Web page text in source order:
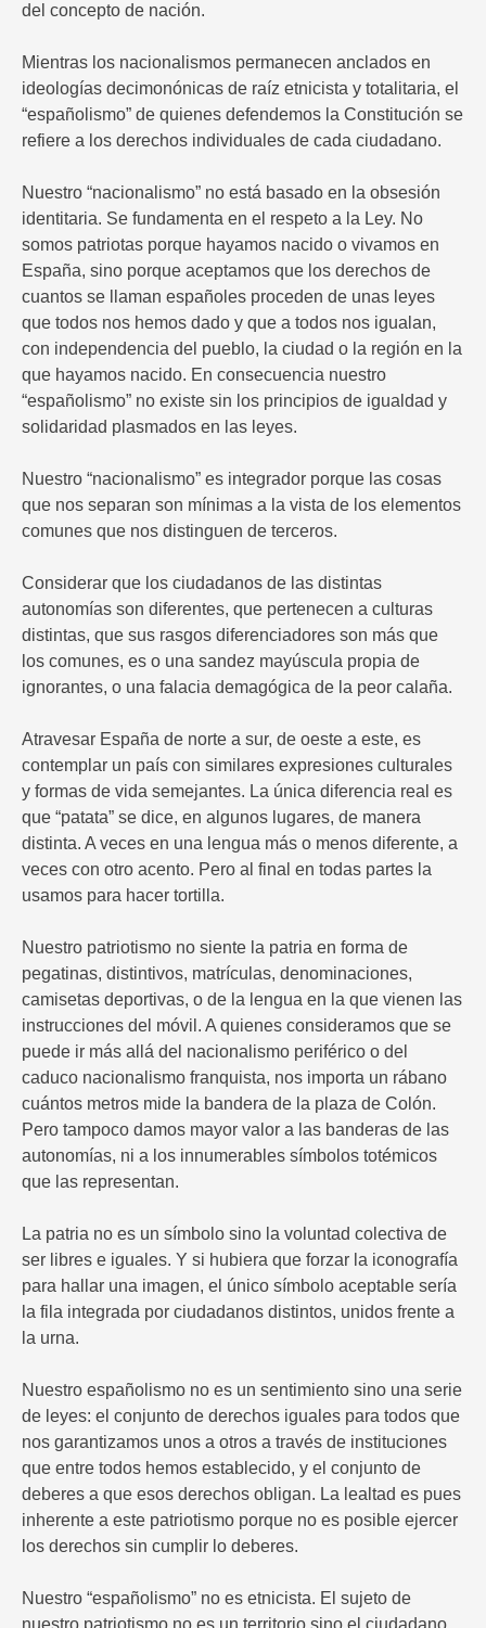
del concepto de nación.
Mientras los nacionalismos permanecen anclados en
ideologías decimonónicas de raíz etnicista y totalitaria, el
“españolismo” de quienes defendemos la Constitución se
refiere a los derechos individuales de cada ciudadano.
Nuestro “nacionalismo” no está basado en la obsesión
identitaria. Se fundamenta en el respeto a la Ley. No
somos patriotas porque hayamos nacido o vivamos en
España, sino porque aceptamos que los derechos de
cuantos se llaman españoles proceden de unas leyes
que todos nos hemos dado y que a todos nos igualan,
con independencia del pueblo, la ciudad o la región en la
que hayamos nacido. En consecuencia nuestro
“españolismo” no existe sin los principios de igualdad y
solidaridad plasmados en las leyes.
Nuestro “nacionalismo” es integrador porque las cosas
que nos separan son mínimas a la vista de los elementos
comunes que nos distinguen de terceros.
Considerar que los ciudadanos de las distintas
autonomías son diferentes, que pertenecen a culturas
distintas, que sus rasgos diferenciadores son más que
los comunes, es o una sandez mayúscula propia de
ignorantes, o una falacia demagógica de la peor calaña.
Atravesar España de norte a sur, de oeste a este, es
contemplar un país con similares expresiones culturales
y formas de vida semejantes. La única diferencia real es
que “patata” se dice, en algunos lugares, de manera
distinta. A veces en una lengua más o menos diferente, a
veces con otro acento. Pero al final en todas partes la
usamos para hacer tortilla.
Nuestro patriotismo no siente la patria en forma de
pegatinas, distintivos, matrículas, denominaciones,
camisetas deportivas, o de la lengua en la que vienen las
instrucciones del móvil. A quienes consideramos que se
puede ir más allá del nacionalismo periférico o del
caduco nacionalismo franquista, nos importa un rábano
cuántos metros mide la bandera de la plaza de Colón.
Pero tampoco damos mayor valor a las banderas de las
autonomías, ni a los innumerables símbolos totémicos
que las representan.
La patria no es un símbolo sino la voluntad colectiva de
ser libres e iguales. Y si hubiera que forzar la iconografía
para hallar una imagen, el único símbolo aceptable sería
la fila integrada por ciudadanos distintos, unidos frente a
la urna.
Nuestro españolismo no es un sentimiento sino una serie
de leyes: el conjunto de derechos iguales para todos que
nos garantizamos unos a otros a través de instituciones
que entre todos hemos establecido, y el conjunto de
deberes a que esos derechos obligan. La lealtad es pues
inherente a este patriotismo porque no es posible ejercer
los derechos sin cumplir lo deberes.
Nuestro “españolismo” no es etnicista. El sujeto de
nuestro patriotismo no es un territorio sino el ciudadano